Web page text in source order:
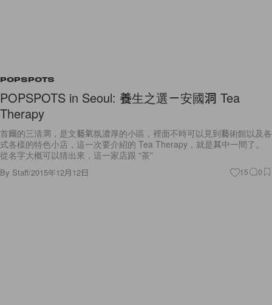
POPSPOTS
POPSPOTS in Seoul: 養生之選－安國洞 Tea
Therapy
首爾的三清洞，是文藝氣氛濃厚的小區，裡面不時可以見到藝術館以及各
式各樣的特色小店，這一次要介紹的 Tea Therapy，就是其中一間了。
從名字大概可以猜出來，這一家店跟 “茶”
By Staff/2015年12月12日 15 0